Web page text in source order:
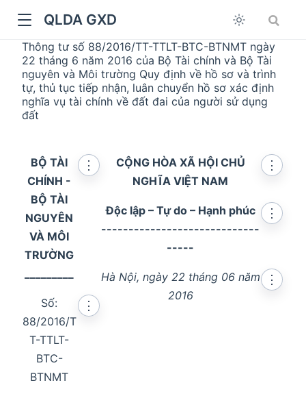
QLDA GXD
Thông tư số 88/2016/TT-TTLT-BTC-BTNMT ngày
22 tháng 6 năm 2016 của Bộ Tài chính và Bộ Tài
nguyên và Môi trường Quy định về hồ sơ và trình
tự, thủ tục tiếp nhận, luân chuyển hồ sơ xác định
nghĩa vụ tài chính về đất đai của người sử dụng
đất
BỘ TÀI
CHÍNH -
BỘ TÀI
NGUYÊN
VÀ MÔI
TRƯỜNG
⋮
Số:
88/2016/T
T-TTLT-
BTC-
BTNMT
⋮
CỘNG HÒA XÃ HỘI CHỦ
NGHĨA VIỆT NAM
⋮
Độc lập – Tự do – Hạnh phúc
-----------------------------
-----
⋮
Hà Nội, ngày 22 tháng 06 năm
2016
⋮